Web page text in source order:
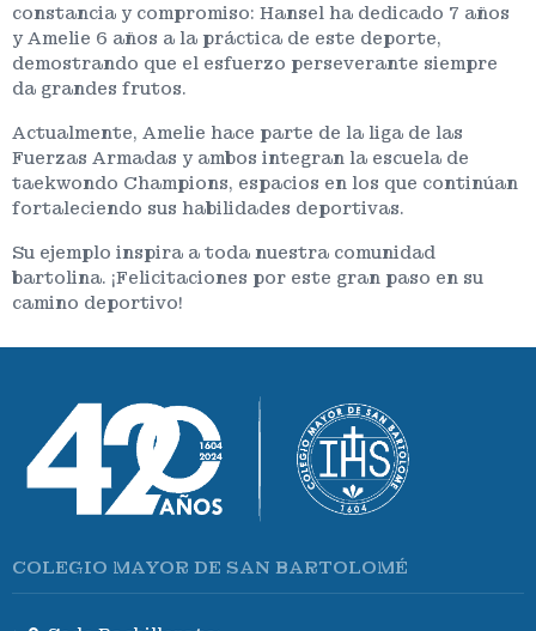
constancia y compromiso: Hansel ha dedicado 7 años
y Amelie 6 años a la práctica de este deporte,
demostrando que el esfuerzo perseverante siempre
da grandes frutos.
Actualmente, Amelie hace parte de la liga de las
Fuerzas Armadas y ambos integran la escuela de
taekwondo Champions, espacios en los que continúan
fortaleciendo sus habilidades deportivas.
Su ejemplo inspira a toda nuestra comunidad
bartolina. ¡Felicitaciones por este gran paso en su
camino deportivo!
COLEGIO MAYOR DE SAN BARTOLOMÉ